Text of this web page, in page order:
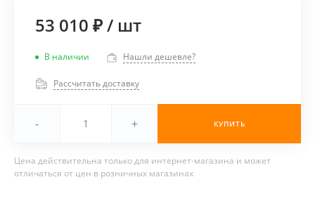
53 010 ₽/ шт
В наличии Нашли дешевле?
Рассчитать доставку
- + КУПИТЬ
Цена действительна только для интернет-магазина и может
отличаться от цен в розничных магазинах